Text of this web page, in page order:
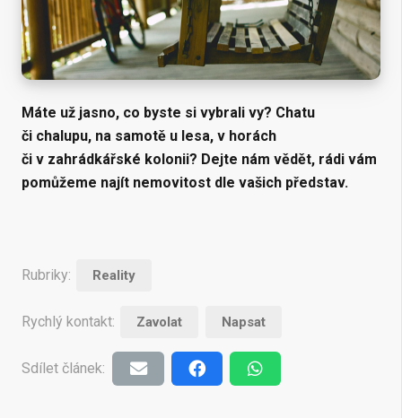
Máte už jasno, co byste si vybrali vy? Chatu
či chalupu, na samotě u lesa, v horách
či v zahrádkářské kolonii? Dejte nám vědět, rádi vám
pomůžeme najít nemovitost dle vašich představ.
Rubriky: Reality
Rychlý kontakt: Zavolat Napsat
Sdílet článek: